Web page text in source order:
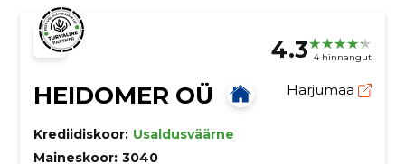
4.3 4 hinnangut
HEIDOMER OÜ Harjumaa
Krediidiskoor: Usaldusväärne
Maineskoor: 3040